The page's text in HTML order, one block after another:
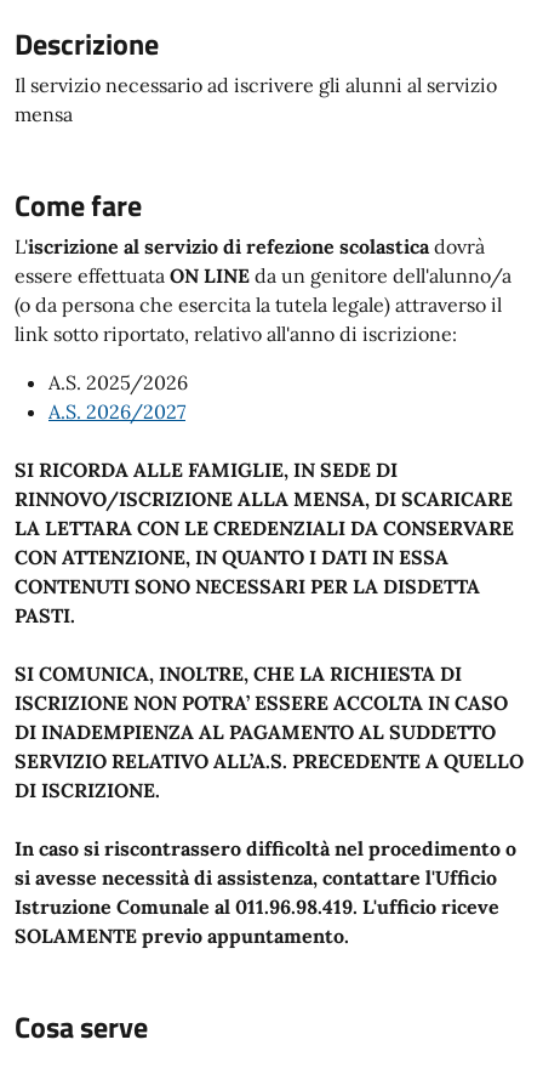
Descrizione
Il servizio necessario ad iscrivere gli alunni al servizio
mensa
Come fare
L'iscrizione al servizio di refezione scolasticadovrà
essere effettuata ON LINE da un genitore dell'alunno/a
(o da persona che esercita la tutela legale) attraverso il
link sotto riportato, relativo all'anno di iscrizione:
A.S. 2025/2026
A.S. 2026/2027
SI RICORDA ALLE FAMIGLIE, IN SEDE DI
RINNOVO/ISCRIZIONE ALLA MENSA, DI SCARICARE
LA LETTARA CON LE CREDENZIALI DA CONSERVARE
CON ATTENZIONE, IN QUANTO I DATI IN ESSA
CONTENUTI SONO NECESSARI PER LA DISDETTA
PASTI.
SI COMUNICA, INOLTRE, CHE LA RICHIESTA DI
ISCRIZIONE NON POTRA’ ESSERE ACCOLTA IN CASO
DI INADEMPIENZA AL PAGAMENTO AL SUDDETTO
SERVIZIO RELATIVO ALL’A.S. PRECEDENTE A QUELLO
DI ISCRIZIONE.
In caso si riscontrassero difficoltà nel procedimento o
si avesse necessità di assistenza, contattare l'Ufficio
Istruzione Comunale al 011.96.98.419. L'ufficio riceve
SOLAMENTE previo appuntamento.
Cosa serve